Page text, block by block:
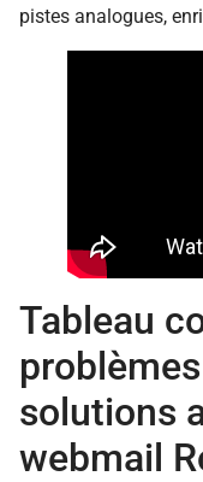
pistes analogues,
Tableau
solutions
webmail